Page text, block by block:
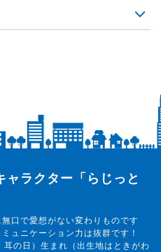
ャラクター「らじっと
口で愛想がない変わりものです
ュニケーション力は抜群です！
の日）生まれ（出生地はときがわ